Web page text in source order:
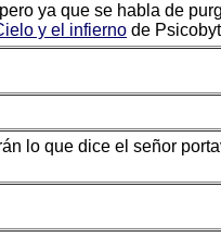
ya que se habla de
y el infierno de
lo que dice el señor